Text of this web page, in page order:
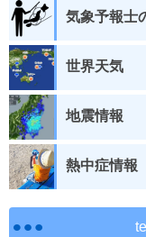
気象予報士
世界天気
地震情報
熱中症情報